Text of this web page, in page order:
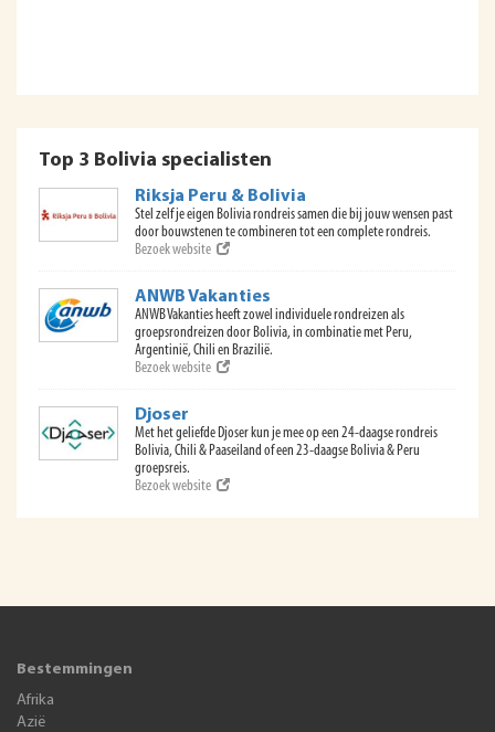
Top 3 Bolivia specialisten
Riksja Peru & Bolivia
Stel zelf je eigen Bolivia rondreis samen die bij jouw wensen past
door bouwstenen te combineren tot een complete rondreis.
Bezoek website
ANWB Vakanties
ANWB Vakanties heeft zowel individuele rondreizen als
groepsrondreizen door Bolivia, in combinatie met Peru,
Argentinië, Chili en Brazilië.
Bezoek website
Djoser
Met het geliefde Djoser kun je mee op een 24-daagse rondreis
Bolivia, Chili & Paaseiland of een 23-daagse Bolivia & Peru
groepsreis.
Bezoek website
Bestemmingen
Afrika
Azië